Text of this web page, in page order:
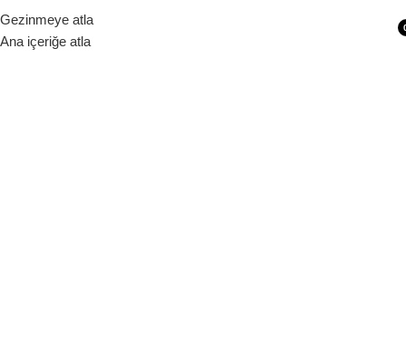
Gezinmeye atla
Ana içeriğe atla
Siparişleriniz 1 - 9 iş günü içerisinde kargoya verilecektir.